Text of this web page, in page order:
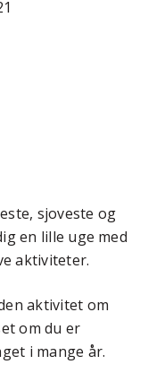
sjoveste og
en lille uge med
aktiviteter.
aktivitet om
om du er
i mange år.